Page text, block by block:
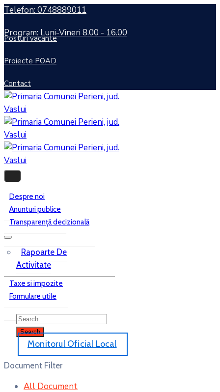
Telefon: 0748889011
Program: Luni-Vineri 8.00 - 16.00
Posturi vacante
Proiecte POAD
Contact
Despre noi
Anunturi publice
Transparență decizională
Rapoarte De
Activitate
Taxe si impozite
Formulare utile
Monitorul Oficial Local
Document Filter
All Document